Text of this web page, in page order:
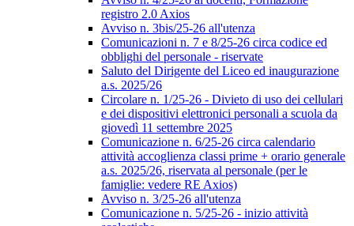
registro 2.0 Axios
Avviso n. 3bis/25-26 all'utenza
Comunicazioni n. 7 e 8/25-26 circa codice ed
obblighi del personale - riservate
Saluto del Dirigente del Liceo ed inaugurazione
a.s. 2025/26
Circolare n. 1/25-26 - Divieto di uso dei cellulari
e dei dispositivi elettronici personali a scuola da
giovedì 11 settembre 2025
Comunicazione n. 6/25-26 circa calendario
attività accoglienza classi prime + orario generale
a.s. 2025/26, riservata al personale (per le
famiglie: vedere RE Axios)
Avviso n. 3/25-26 all'utenza
Comunicazione n. 5/25-26 - inizio attività